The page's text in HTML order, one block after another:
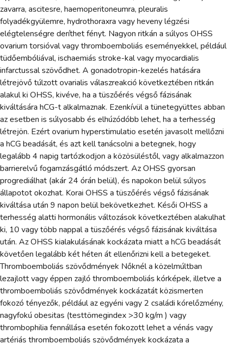
zavarra, ascitesre, haemoperitoneumra, pleuralis
folyadékgyülemre, hydrothoraxra vagy heveny légzési
elégtelenségre deríthet fényt. Nagyon ritkán a súlyos OHSS
ovarium torsióval vagy thromboemboliás eseményekkel, például
tüdőembóliával, ischaemiás stroke-kal vagy myocardialis
infarctussal szövődhet. A gonadotropin-kezelés hatására
létrejövő túlzott ovarialis válaszreakció következtében ritkán
alakul ki OHSS, kivéve, ha a tüszőérés végső fázisának
kiváltására hCG-t alkalmaznak. Ezenkívül a tünetegyüttes abban
az esetben is súlyosabb és elhúzódóbb lehet, ha a terhesség
létrejön. Ezért ovarium hyperstimulatio esetén javasolt mellőzni
a hCG beadását, és azt kell tanácsolni a betegnek, hogy
legalább 4 napig tartózkodjon a közösüléstől, vagy alkalmazzon
barrierelvű fogamzásgátló módszert. Az OHSS gyorsan
progrediálhat (akár 24 órán belül), és napokon belül súlyos
állapotot okozhat. Korai OHSS a tüszőérés végső fázisának
kiváltása után 9 napon belül bekövetkezhet. Késői OHSS a
terhesség alatti hormonális változások következtében alakulhat
ki, 10 vagy több nappal a tüszőérés végső fázisának kiváltása
után. Az OHSS kialakulásának kockázata miatt a hCG beadását
követően legalább két héten át ellenőrizni kell a betegeket.
Thromboemboliás szövődmények Nőknél a közelmúltban
lezajlott vagy éppen zajló thromboemboliás kórképek, illetve a
thromboemboliás szövődmények kockázatát közismerten
fokozó tényezők, például az egyéni vagy 2 családi kórelőzmény,
nagyfokú obesitas (testtömegindex >30 kg/m ) vagy
thrombophilia fennállása esetén fokozott lehet a vénás vagy
artériás thromboemboliás szövődmények kockázata a